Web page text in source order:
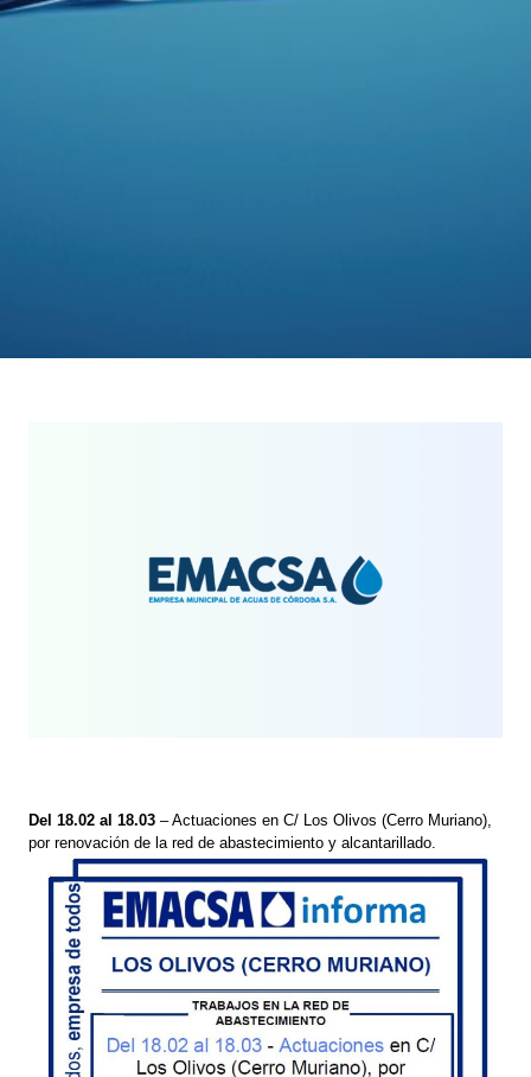
Del 18.02 al 18.03– Actuaciones en C/ Los Olivos (Cerro Muriano),
por renovación de la red de abastecimiento y alcantarillado.